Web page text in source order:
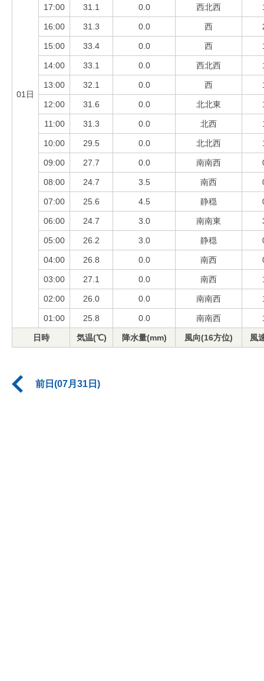
01日
17:00 31.1 0.0 西北西
16:00 31.3 0.0 西
15:00 33.4 0.0 西
14:00 33.1 0.0 西北西
13:00 32.1 0.0 西
12:00 31.6 0.0 北北東
11:00 31.3 0.0 北西
10:00 29.5 0.0 北北西
09:00 27.7 0.0 南南西
08:00 24.7 3.5 南西
07:00 25.6 4.5 静穏
06:00 24.7 3.0 南南東
05:00 26.2 3.0 静穏
04:00 26.8 0.0 南西
03:00 27.1 0.0 南西
02:00 26.0 0.0 南南西
01:00 25.8 0.0 南南西
日時 気温(℃) 降水量(mm) 風向(16方位) 風
前日(07月31日)